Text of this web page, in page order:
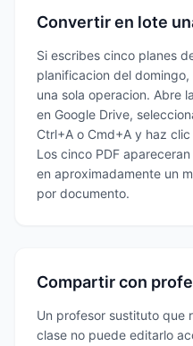
Convertir en lote
Si escribes cinco planes
planificacion del
una sola operacion. Abre
en Google Drive,
Ctrl+A o Cmd+A y haz
Los cinco PDF
en aproximadamente un
por documento.
Compartir con
Un profesor sustituto que
clase no puede editarlo